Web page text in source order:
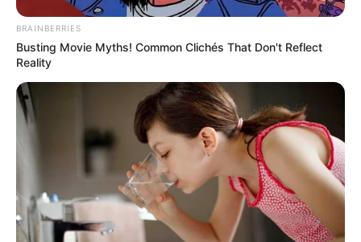
¡Pilas, conductores!
por desfile de San Juan en
Ibagué desde este martes
FESTIVAL FOLCLÓRICO
COLOMBIANO
Ibagué se gozará el
desfile de San Juan en la
programación de este
miércoles 24 de junio del
Festival Folclórico
BRAINBERRIES
Busting Movie Myths! Common Clichés That Don't Reflect
Reality